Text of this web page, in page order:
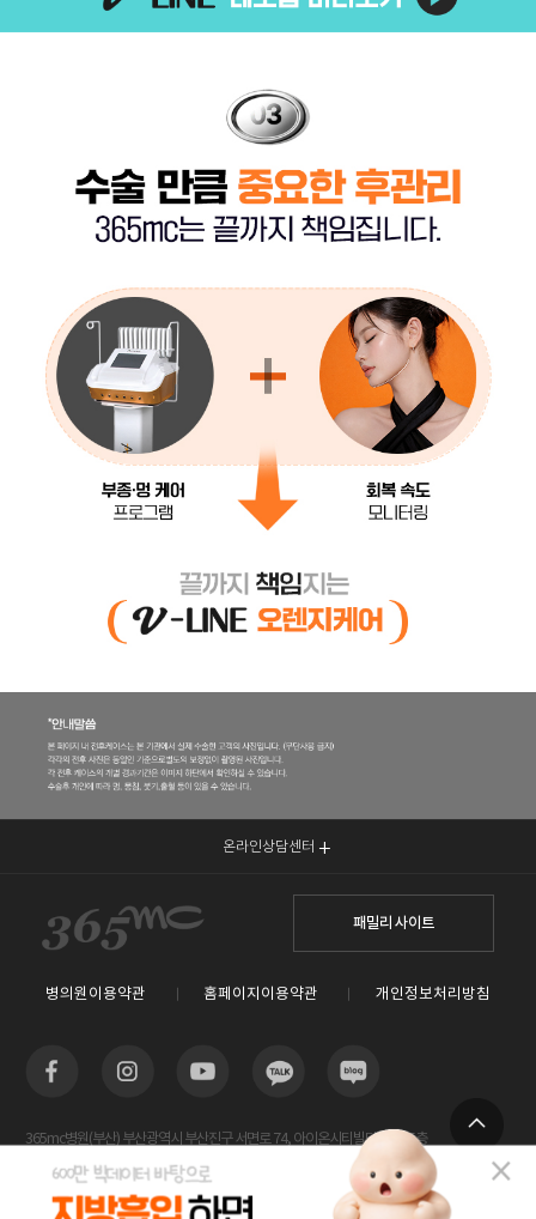
TOP
온라인상담센터
패밀리 사이트
병의원이용약관 홈페이지이용약관 개인정보처리방침
365mc병원(부산) 부산광역시 부산진구 서면로 74, 아이온시티빌딩 13~15층
사업자등록번호 : 605-26-86822 / 박윤찬, 김남철 / 대표전화번호 / 1577-3653
람스 스페셜센터(해운대) 부산광역시 해운대구 센텀2로 20(우동) 센텀타워메디컬 14층